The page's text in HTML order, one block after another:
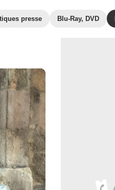
presse Blu-Ray, DVD